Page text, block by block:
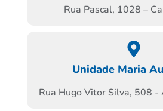
Rua Pascal, 1028 –
Unidade Maria
Rua Hugo Vitor Silva, 508 -